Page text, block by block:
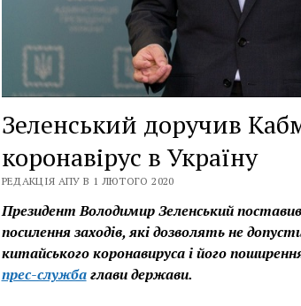
Зеленський доручив
коронавірус в Україну
РЕДАКЦІЯ АПУ В 1 ЛЮТОГО 2020
Президент Володимир Зеленський
посилення заходів, які дозволять не
китайського коронавируса і його
прес-службаглави держави.